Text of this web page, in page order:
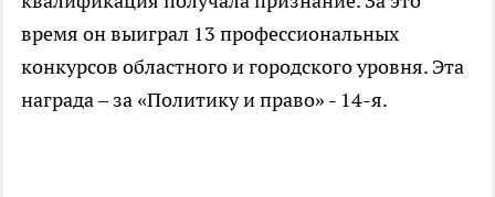
время он выиграл 13 профессиональных
конкурсов областного и городского уровня. Эта
награда – за «Политику и право» - 14-я.